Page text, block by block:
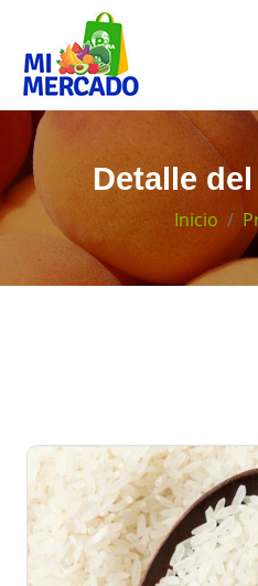
Detalle
Inicio